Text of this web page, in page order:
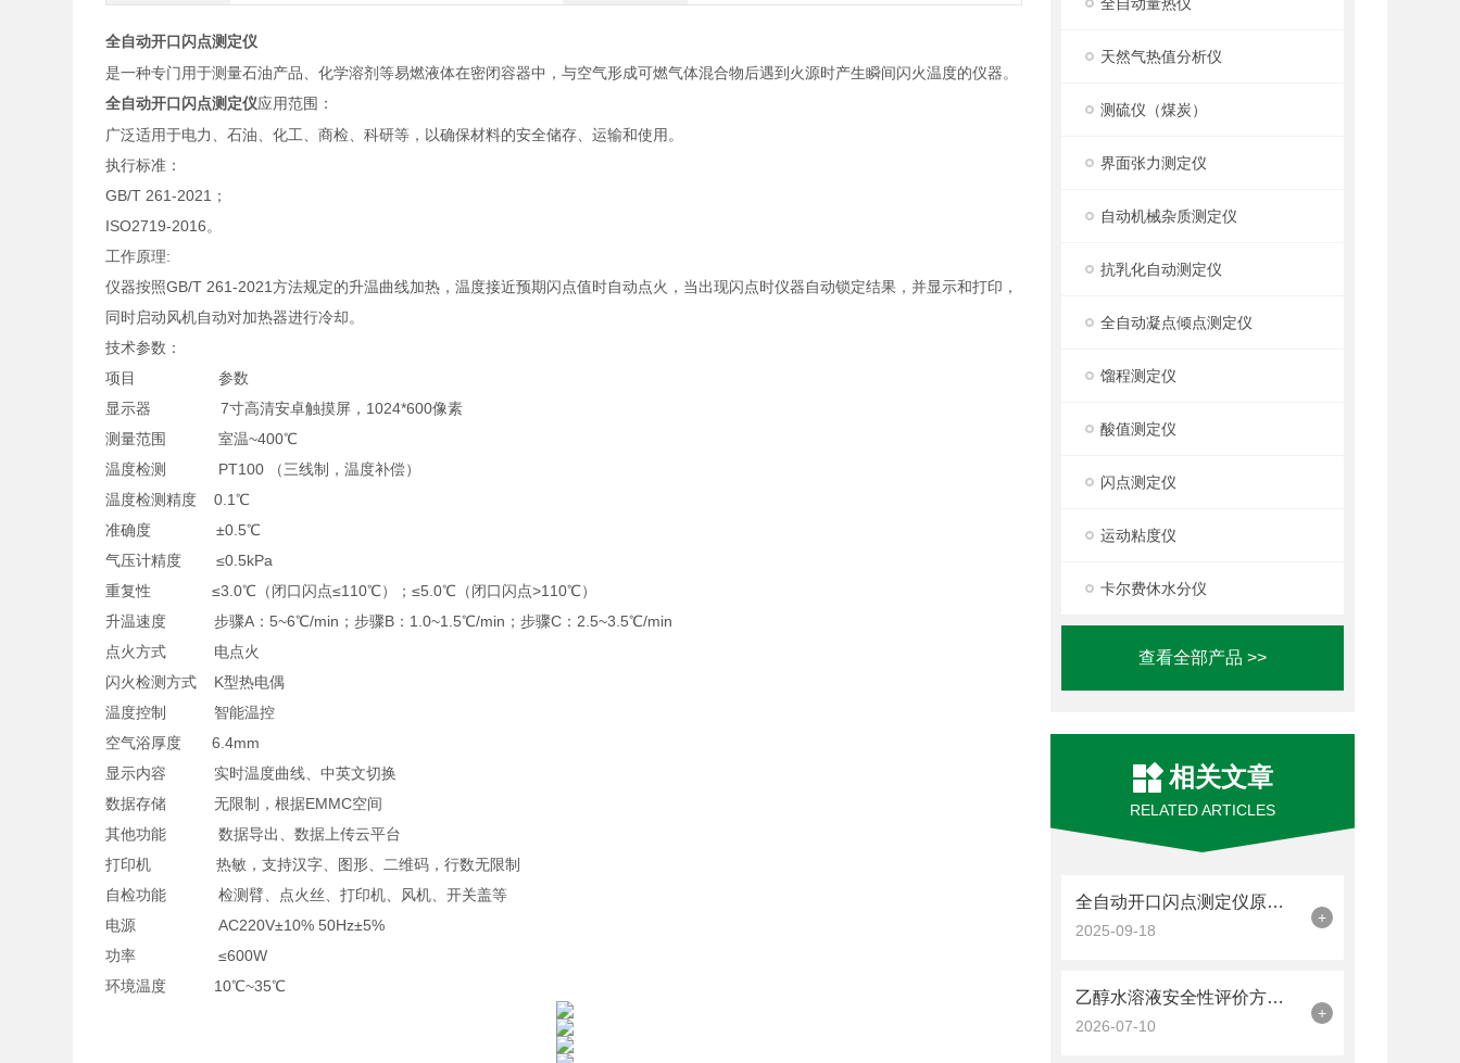
天然气热值分析仪
测硫仪（煤炭）
界面张力测定仪
自动机械杂质测定仪
抗乳化自动测定仪
全自动凝点倾点测定仪
馏程测定仪
酸值测定仪
闪点测定仪
运动粘度仪
卡尔费休水分仪
查看全部产品 >>
相关文章
RELATED ARTICLES
全自动开口闪点测定仪原理与应用解析
2025-09-18
+
乙醇水溶液安全性评价方法：闭口闪点测定仪检测流程介绍
2026-07-10
+
全自动开口闪点测定仪
是一种专门用于测量石油产品、化学溶剂等易燃液体在密闭容器中，与空气形成可燃气体混合物后遇到火源时产生瞬间闪火温度的仪器。
全自动开口闪点测定仪应用范围：
广泛适用于电力、石油、化工、商检、科研等，以确保材料的安全储存、运输和使用。
执行标准：
GB/T 261-2021；
ISO2719-2016。
工作原理:
仪器按照GB/T 261-2021方法规定的升温曲线加热，温度接近预期闪点值时自动点火，当出现闪点时仪器自动锁定结果，并显示和打印，
同时启动风机自动对加热器进行冷却。
技术参数：
项目 参数
显示器 7寸高清安卓触摸屏，1024*600像素
测量范围 室温~400℃
温度检测 PT100 （三线制，温度补偿）
温度检测精度 0.1℃
准确度 ±0.5℃
气压计精度 ≤0.5kPa
重复性 ≤3.0℃（闭口闪点≤110℃）；≤5.0℃（闭口闪点>110℃）
升温速度 步骤A：5~6℃/min；步骤B：1.0~1.5℃/min；步骤C：2.5~3.5℃/min
点火方式 电点火
闪火检测方式 K型热电偶
温度控制 智能温控
空气浴厚度 6.4mm
显示内容 实时温度曲线、中英文切换
数据存储 无限制，根据EMMC空间
其他功能 数据导出、数据上传云平台
打印机 热敏，支持汉字、图形、二维码，行数无限制
自检功能 检测臂、点火丝、打印机、风机、开关盖等
电源 AC220V±10% 50Hz±5%
功率 ≤600W
环境温度 10℃~35℃